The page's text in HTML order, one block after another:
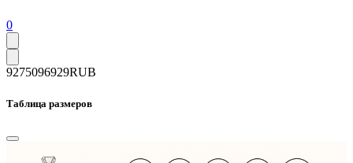
0
9275096929RUB
Таблица размеров